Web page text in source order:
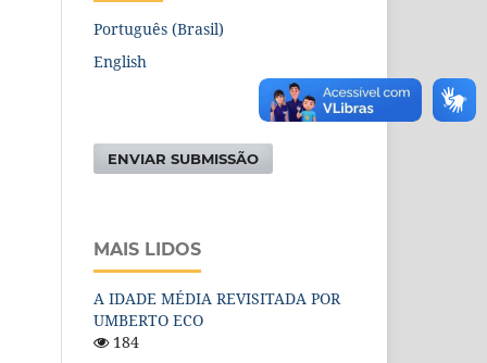
Português (Brasil)
English
ENVIAR SUBMISSÃO
MAIS LIDOS
A IDADE MÉDIA REVISITADA POR
UMBERTO ECO
184